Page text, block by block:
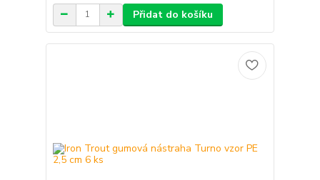
Přidat do košíku